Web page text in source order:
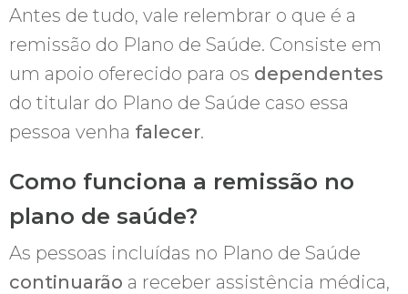
Antes de tudo, vale relembrar o que é a
remissão do Plano de Saúde. Consiste em
um apoio oferecido para os dependentes
do titular do Plano de Saúde caso essa
pessoa venha falecer.
Como funciona a remissão no
plano de saúde?
As pessoas incluídas no Plano de Saúde
continuarão a receber assistência médica,